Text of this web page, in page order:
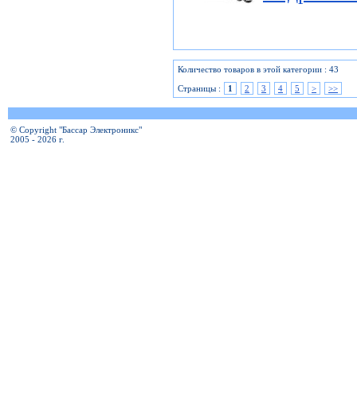
Количество товаров в этой категории : 43
Страницы :
1 2 3 4 5 > >>
© Copyright "Бассар Электроникс"
2005 - 2026 г.